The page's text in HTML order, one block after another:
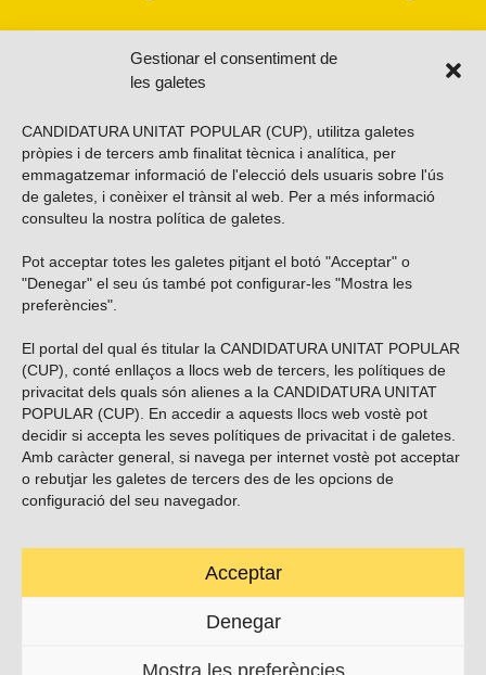
Gestionar el consentiment de
les galetes
CANDIDATURA UNITAT POPULAR (CUP), utilitza galetes
pròpies i de tercers amb finalitat tècnica i analítica, per
emmagatzemar informació de l'elecció dels usuaris sobre l'ús
de galetes, i conèixer el trànsit al web. Per a més informació
consulteu la nostra política de galetes
Pot acceptar totes les galetes pitjant el botó "Acceptar" o
"Denegar" el seu ús també pot configurar-les "Mostra les
preferències".
El portal del qual és titular la CANDIDATURA UNITAT POPULAR
(CUP), conté enllaços a llocs web de tercers, les polítiques de
privacitat dels quals són alienes a la CANDIDATURA UNITAT
POPULAR (CUP). En accedir a aquests llocs web vostè pot
decidir si accepta les seves polítiques de privacitat i de galetes.
Amb caràcter general, si navega per internet vostè pot acceptar
o rebutjar les galetes de tercers des de les opcions de
configuració del seu navegador.
Acceptar
Denegar
Mostra les preferències
Vols subscriure’t al nostre butlletí?
ENVIAR
Troba’ns a les xarxes socials
Carrer Casp 180 (baixos), Barcelona.
contacte@cup.cat